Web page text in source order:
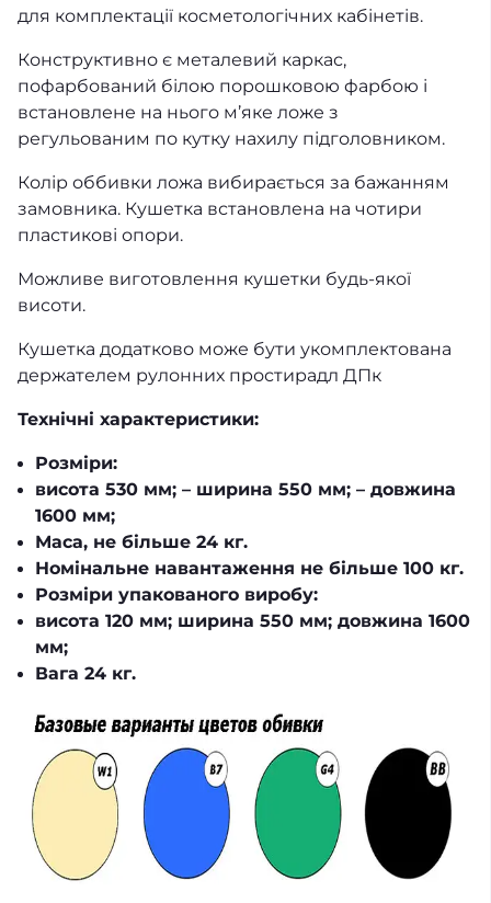
для комплектації косметологічних кабінетів.
Конструктивно є металевий каркас,
пофарбований білою порошковою фарбою і
встановлене на нього м’яке ложе з
регульованим по кутку нахилу підголовником.
Колір оббивки ложа вибирається за бажанням
замовника. Кушетка встановлена на чотири
пластикові опори.
Можливе виготовлення кушетки будь-якої
висоти.
Кушетка додатково може бути укомплектована
держателем рулонних простирадл ДПк
Технічні характеристики:
Розміри:
висота 530 мм; – ширина 550 мм; – довжина
1600 мм;
Маса, не бiльше 24 кг.
Номінальне навантаження не бiльше 100 кг.
Розміри упакованого виробу:
висота 120 мм; ширина 550 мм; довжина 1600
мм;
Вага 24 кг.